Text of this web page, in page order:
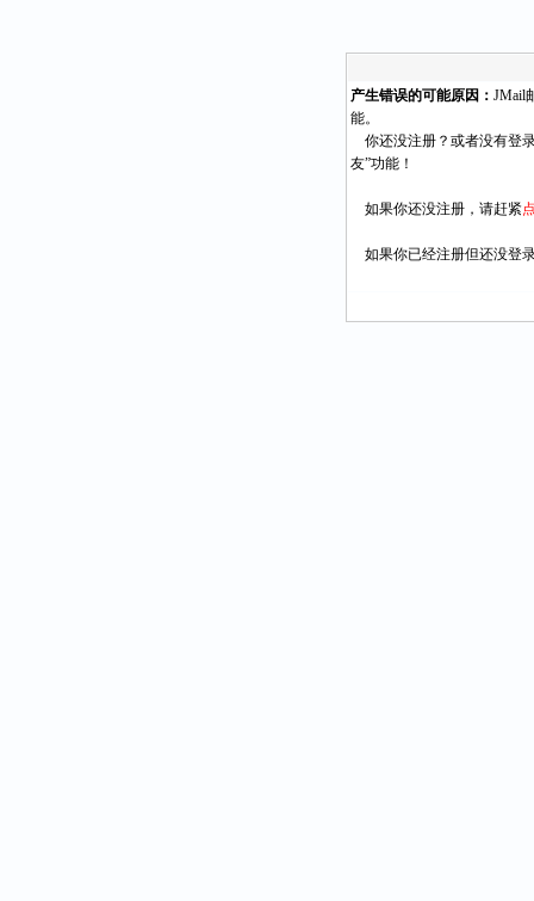
产生错误的可能原因： JMail
能。
你还没注册？或者没有登
友”功能！
如果你还没注册，请赶紧
如果你已经注册但还没登